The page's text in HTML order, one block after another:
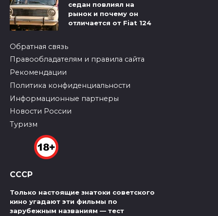
седан повлиял на
рынок и почему он
отличается от Fiat 124
Обратная связь
Правообладателям и правила сайта
Рекомендации
Политика конфиденциальности
Информационные партнеры
Новости России
Туризм
СССР
Только настоящие знатоки советского
кино угадают эти фильмы по
зарубежным названиям — тест